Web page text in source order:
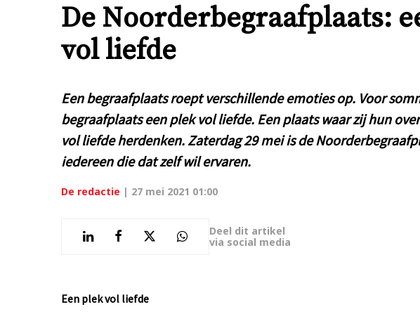
De Noorderbegraafplaats:
vol liefde
Een begraafplaats roept verschillende emoties op. Voor
begraafplaats een plek vol liefde. Een plaats waar zij hun
vol liefde herdenken. Zaterdag 29 mei is de
iedereen die dat zelf wil ervaren.
De redactie | 27 mei 2021 01:00
Deel dit artikel
via social media
Een plek vol liefde